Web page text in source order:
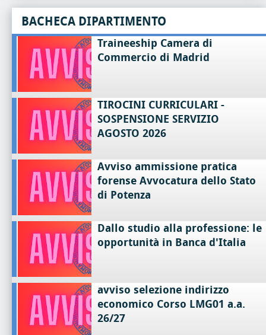
BACHECA DIPARTIMENTO
Traineeship Camera di
Commercio di Madrid
TIROCINI CURRICULARI -
SOSPENSIONE SERVIZIO
AGOSTO 2026
Avviso ammissione pratica
forense Avvocatura dello Stato
di Potenza
Dallo studio alla professione: le
opportunità in Banca d'Italia
avviso selezione indirizzo
economico Corso LMG01 a.a.
26/27